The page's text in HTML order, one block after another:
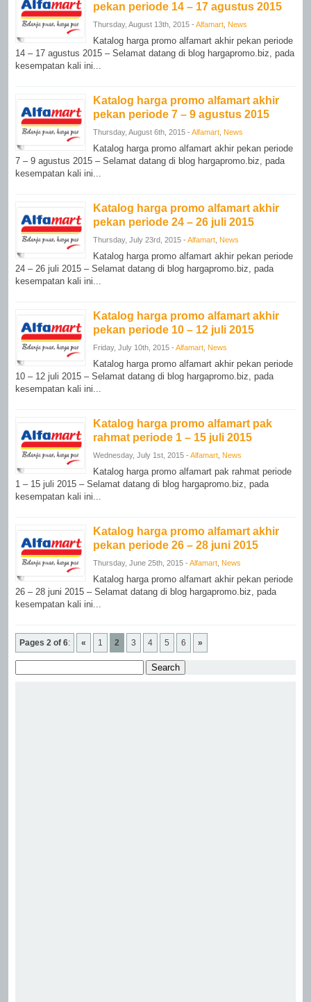
pekan periode 14 – 17 agustus 2015
Thursday, August 13th, 2015 -Alfamart News
Katalog harga promo alfamart akhir pekan periode
14 – 17 agustus 2015 – Selamat datang di blog hargapromo.biz, pada
kesempatan kali ini...
Katalog harga promo alfamart akhir
pekan periode 7 – 9 agustus 2015
Thursday, August 6th, 2015 -Alfamart News
Katalog harga promo alfamart akhir pekan periode
7 – 9 agustus 2015 – Selamat datang di blog hargapromo.biz, pada
kesempatan kali ini...
Katalog harga promo alfamart akhir
pekan periode 24 – 26 juli 2015
Thursday, July 23rd, 2015 -Alfamart News
Katalog harga promo alfamart akhir pekan periode
24 – 26 juli 2015 – Selamat datang di blog hargapromo.biz, pada
kesempatan kali ini...
Katalog harga promo alfamart akhir
pekan periode 10 – 12 juli 2015
Friday, July 10th, 2015 -Alfamart News
Katalog harga promo alfamart akhir pekan periode
10 – 12 juli 2015 – Selamat datang di blog hargapromo.biz, pada
kesempatan kali ini...
Katalog harga promo alfamart pak
rahmat periode 1 – 15 juli 2015
Wednesday, July 1st, 2015 -Alfamart News
Katalog harga promo alfamart pak rahmat periode
1 – 15 juli 2015 – Selamat datang di blog hargapromo.biz, pada
kesempatan kali ini...
Katalog harga promo alfamart akhir
pekan periode 26 – 28 juni 2015
Thursday, June 25th, 2015 -Alfamart News
Katalog harga promo alfamart akhir pekan periode
26 – 28 juni 2015 – Selamat datang di blog hargapromo.biz, pada
kesempatan kali ini...
Pages 2 of 6: « 1 2 3 4 5 6 »